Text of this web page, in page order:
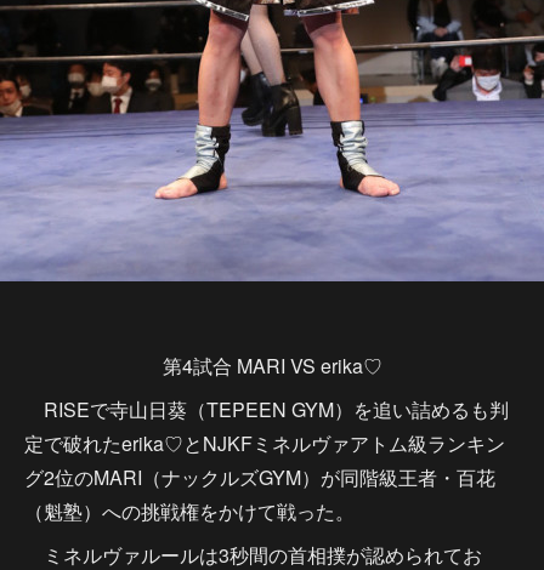
第4試合 MARI VS erika♡
RISEで寺山日葵（TEPEEN GYM）を追い詰めるも判
定で破れたerika♡とNJKFミネルヴァアトム級ランキン
グ2位のMARI（ナックルズGYM）が同階級王者・百花
（魁塾）への挑戦権をかけて戦った。
ミネルヴァルールは3秒間の首相撲が認められてお